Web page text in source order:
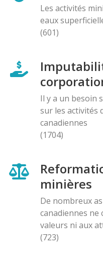
Les activités
eaux
(601)
Il y a un besoin
sur les activités
canadiennes
(1704)
minières
De nombreux
canadiennes
valeurs ni aux
(723)